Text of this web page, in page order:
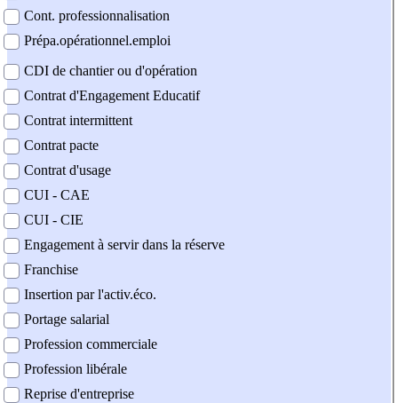
Cont. professionnalisation
Prépa.opérationnel.emploi
CDI de chantier ou d'opération
Contrat d'Engagement Educatif
Contrat intermittent
Contrat pacte
Contrat d'usage
CUI - CAE
CUI - CIE
Engagement à servir dans la réserve
Franchise
Insertion par l'activ.éco.
Portage salarial
Profession commerciale
Profession libérale
Reprise d'entreprise